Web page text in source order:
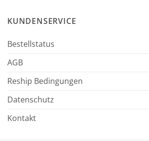
KUNDENSERVICE
Bestellstatus
AGB
Reship Bedingungen
Datenschutz
Kontakt